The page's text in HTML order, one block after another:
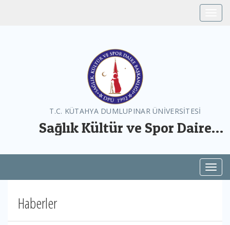
T.C. KÜTAHYA DUMLUPINAR ÜNİVERSİTESİ
Sağlık Kültür ve Spor Daire
Haberler